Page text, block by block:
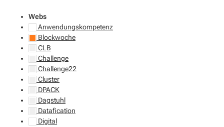
Webs
Anwendungskompetenz
Blockwoche
CLB
Challenge
Challenge22
Cluster
DPACK
Dagstuhl
Datafication
Digital